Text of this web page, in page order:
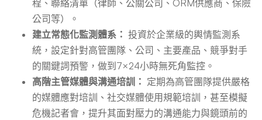
程、聯絡清單（律師、公關公司、ORM供應商、保險
公司等）。
建立常態化監測體系： 投資於企業級的輿情監測系
統，設定針對高管團隊、公司、主要產品、競爭對手
的關鍵詞預警，做到7×24小時無死角監控。
高階主管媒體與溝通培訓： 定期為高管團隊提供嚴格
的媒體應對培訓、社交媒體使用規範培訓，甚至模擬
危機記者會，提升其面對壓力的溝通能力與鏡頭前的